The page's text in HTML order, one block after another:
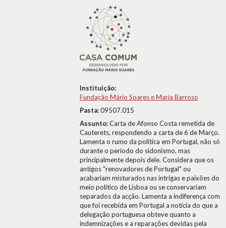
Instituição:
Fundação Mário Soares e Maria Barroso
Pasta:09507.015
Assunto:Carta de Afonso Costa remetida de
Cauterets, respondendo a carta de 6 de Março.
Lamenta o rumo da política em Portugal, não só
durante o período do sidonismo, mas
principalmente depois dele. Considera que os
antigos "renovadores de Portugal" ou
acabariam misturados nas intrigas e paixões do
meio político de Lisboa ou se conservariam
separados da acção. Lamenta a indiferença com
que foi recebida em Portugal a notícia do que a
delegação portuguesa obteve quanto a
indemnizações e a reparações devidas pela